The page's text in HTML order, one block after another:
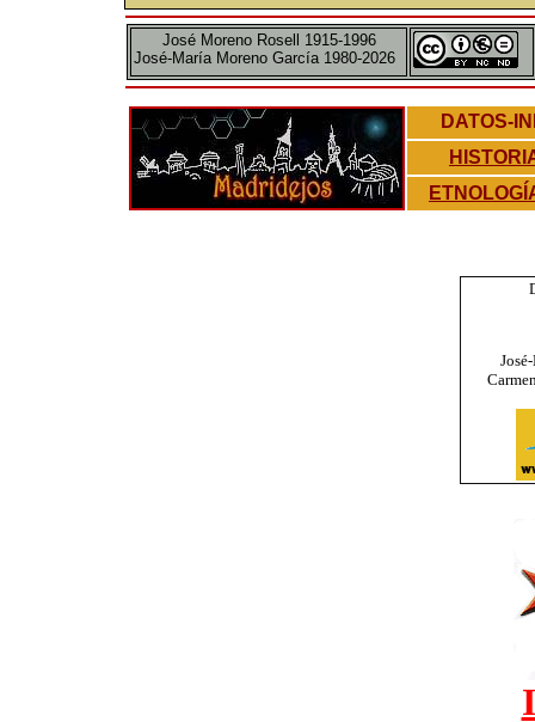
José Moreno Rosell 1915-1996
José-María Moreno García 1980-2026
DATOS-